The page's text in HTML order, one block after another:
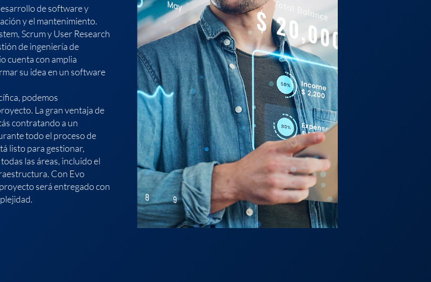
de software y
y el mantenimiento.
Scrum y User Research
de ingeniería de
cuenta con amplia
su idea en un software
podemos
La gran ventaja de
contratando a un
todo el proceso de
listo para gestionar,
las áreas, incluido el
Con Evo
será entregado con